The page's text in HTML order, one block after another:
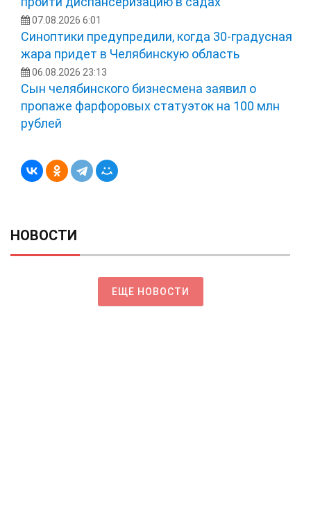
07.08.2026 6:01
Синоптики предупредили, когда 30-градусная
жара придет в Челябинскую область
06.08.2026 23:13
Сын челябинского бизнесмена заявил о
пропаже фарфоровых статуэток на 100 млн
рублей
НОВОСТИ
ЕЩЕ НОВОСТИ